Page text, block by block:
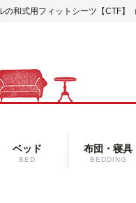
の和式用フィットシーツ【CTF】
ベッド
BED
布団・寝具
BEDDING